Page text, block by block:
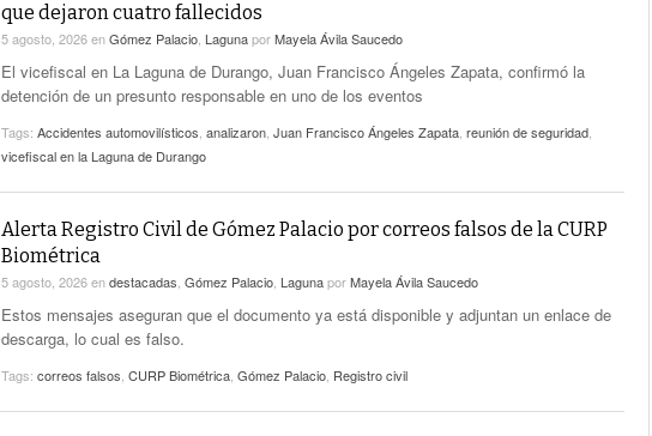
que dejaron cuatro fallecidos
5 agosto, 2026enGómez Palacio LagunaporMayela Ávila Saucedo
El vicefiscal en La Laguna de Durango, Juan Francisco Ángeles Zapata, confirmó la
detención de un presunto responsable en uno de los eventos
Tags: Accidentes automovilísticos analizaron Juan Francisco Ángeles Zapata reunión de seguridad
vicefiscal en la Laguna de Durango
Alerta Registro Civil de Gómez Palacio por correos falsos de la CURP
Biométrica
5 agosto, 2026endestacadas Gómez Palacio LagunaporMayela Ávila Saucedo
Estos mensajes aseguran que el documento ya está disponible y adjuntan un enlace de
descarga, lo cual es falso.
Tags: correos falsos CURP Biométrica Gómez Palacio Registro civil